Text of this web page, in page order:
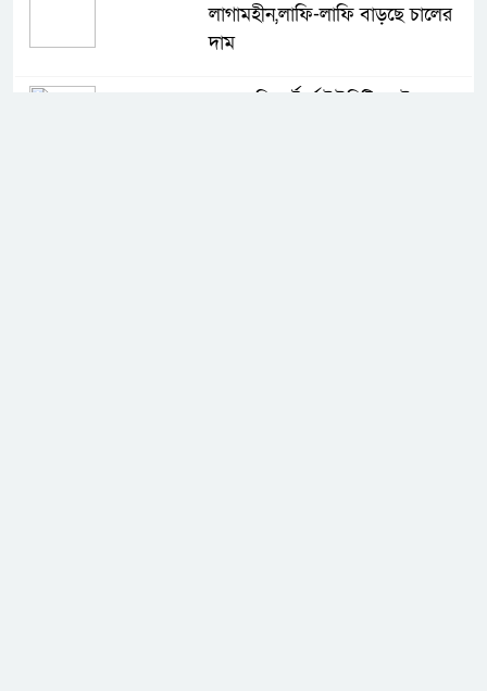
লাগামহীন,লাফি-লাফি বাড়ছে চালের
দাম
মাগুরা রিপোর্টার্স ইউনিটির দুই বছর